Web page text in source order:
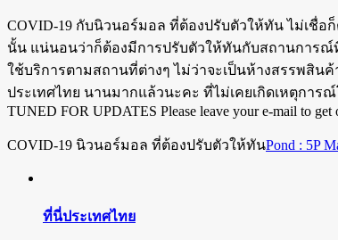
COVID-19 กับนิวนอร์มอล ที่ต้องปรับตัวให้ทัน ไม่เชื่อ
นั้น แน่นอนว่าก็ต้องมีการปรับตัวให้ทันกับสถานการณ์ที่
ใช้บริการตามสถานที่ต่างๆ ไม่ว่าจะเป็นห้างสรรพสิ
ประเทศไทย นานมากแล้วนะคะ ที่ไม่เคยเกิดเหตุกา
TUNED FOR UPDATES Please leave your e-mail to get
COVID-19 นิวนอร์มอล ที่ต้องปรับตัวให้ทันPond : 5P
ที่นี่ประเทศไทย